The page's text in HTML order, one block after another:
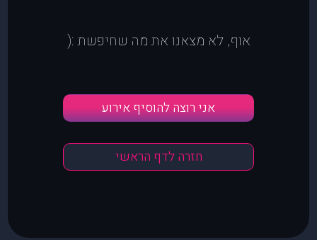
אוף, לא מצאנו את מה שחיפשת :(
אני רוצה להוסיף אירוע
חזרה לדף הראשי